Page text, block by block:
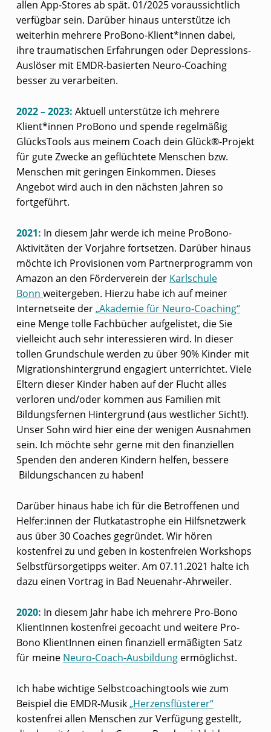
allen App-Stores ab spät. 01/2025 voraussichtlich
verfügbar sein. Darüber hinaus unterstütze ich
weiterhin mehrere ProBono-Klient*innen dabei,
ihre traumatischen Erfahrungen oder Depressions-
Auslöser mit EMDR-basierten Neuro-Coaching
besser zu verarbeiten.
2022 – 2023: Aktuell unterstütze ich mehrere
Klient*innen ProBono und spende regelmäßig
GlücksTools aus meinem Coach dein Glück®-Projekt
für gute Zwecke an geflüchtete Menschen bzw.
Menschen mit geringen Einkommen. Dieses
Angebot wird auch in den nächsten Jahren so
fortgeführt.
2021: In diesem Jahr werde ich meine ProBono-
Aktivitäten der Vorjahre fortsetzen. Darüber hinaus
möchte ich Provisionen vom Partnerprogramm von
Amazon an den Förderverein der Karlschule
Bonn weitergeben. Hierzu habe ich auf meiner
Internetseite der„Akademie für Neuro-Coaching“
eine Menge tolle Fachbücher aufgelistet, die Sie
vielleicht auch sehr interessieren wird. In dieser
tollen Grundschule werden zu über 90% Kinder mit
Migrationshintergrund engagiert unterrichtet. Viele
Eltern dieser Kinder haben auf der Flucht alles
verloren und/oder kommen aus Familien mit
Bildungsfernen Hintergrund (aus westlicher Sicht!).
Unser Sohn wird hier eine der wenigen Ausnahmen
sein. Ich möchte sehr gerne mit den finanziellen
Spenden den anderen Kindern helfen, bessere
Bildungschancen zu haben!
Darüber hinaus habe ich für die Betroffenen und
Helfer:innen der Flutkatastrophe ein Hilfsnetzwerk
aus über 30 Coaches gegründet. Wir hören
kostenfrei zu und geben in kostenfreien Workshops
Selbstfürsorgetipps weiter. Am 07.11.2021 halte ich
dazu einen Vortrag in Bad Neuenahr-Ahrweiler.
2020: In diesem Jahr habe ich mehrere Pro-Bono
KlientInnen kostenfrei gecoacht und weitere Pro-
Bono KlientInnen einen finanziell ermäßigten Satz
für meine Neuro-Coach-Ausbildungermöglichst.
Ich habe wichtige Selbstcoachingtools wie zum
Beispiel die EMDR-Musik„Herzensflüsterer“
kostenfrei allen Menschen zur Verfügung gestellt,